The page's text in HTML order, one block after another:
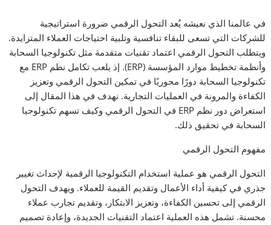
في عالمنا الذي نعيشه يُعد التحول الرقمي ضرورة استراتيجية
للشركات التي تسعى للبقاء تنافسية وتلبية احتياجات العملاء المتزايدة.
ويتطلب التحول الرقمي اعتماد تقنيات متقدمة مثل تكنولوجيا السحابة
وأنظمة تخطيط موارد المؤسسة (ERP). إذ يلعب تكامل نظم ERP مع
تكنولوجيا السحابة دورًا محوريًا في تمكين التحول الرقمي وتعزيز
الكفاءة والمرونة في العمليات التجارية. نهدف في هذا المقال إلى
استعراض دور نظم ERP في التحول الرقمي وكيف تسهم تكنولوجيا
السحابة في تحقيق ذلك.
مفهوم التحول الرقمي
التحول الرقمي هو عملية استخدام التكنولوجيا الرقمية لإحداث تغيير
جذري في كيفية أداء الأعمال وتقديم القيمة للعملاء. ويهدف التحول
الرقمي إلى تحسين الكفاءة، وتعزيز الابتكار، وتقديم تجارب عملاء
محسنة. تشمل هذه العملية اعتماد التقنيات الجديدة، وإعادة تصميم